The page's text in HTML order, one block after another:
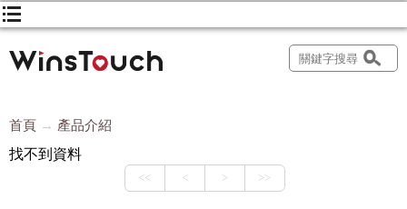
首頁
產品介紹
找不到資料